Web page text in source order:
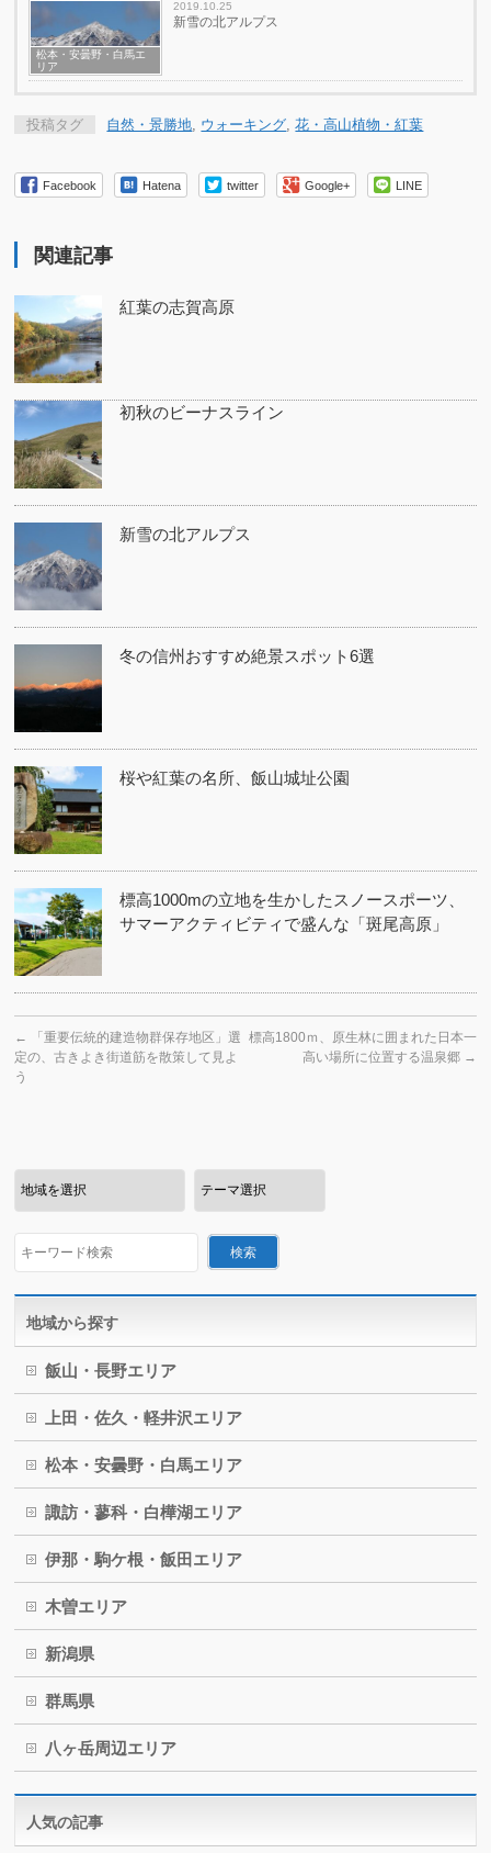
松本・安曇野・白馬エ
リア
2019.10.25
新雪の北アルプス
投稿タグ 自然・景勝地 ウォーキング ,花・高山植物・紅葉
Facebook Hatena twitter Google+ LINE
関連記事
紅葉の志賀高原
初秋のビーナスライン
新雪の北アルプス
冬の信州おすすめ絶景スポット6選
桜や紅葉の名所、飯山城址公園
標高1000mの立地を生かしたスノースポーツ、
サマーアクティビティで盛んな「斑尾高原」
←
「重要伝統的建造物群保存地区」選
定の、古きよき街道筋を散策して見よ
う
標高1800ｍ、原生林に囲まれた日本一
高い場所に位置する温泉郷 →
地域から探す
飯山・長野エリア
上田・佐久・軽井沢エリア
松本・安曇野・白馬エリア
諏訪・蓼科・白樺湖エリア
伊那・駒ケ根・飯田エリア
木曽エリア
新潟県
群馬県
八ヶ岳周辺エリア
人気の記事